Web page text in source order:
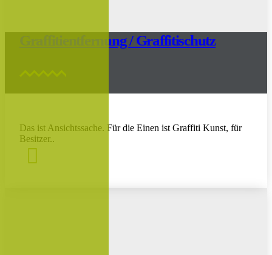
Graffitientfernung / Graffitischutz
Das ist Ansichtssache. Für die Einen ist Graffiti Kunst, für
Besitzer..